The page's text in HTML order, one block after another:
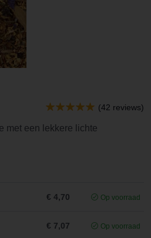
(42 reviews)
met een lekkere lichte
€ 4,70 Op voorraad
€ 7,07 Op voorraad